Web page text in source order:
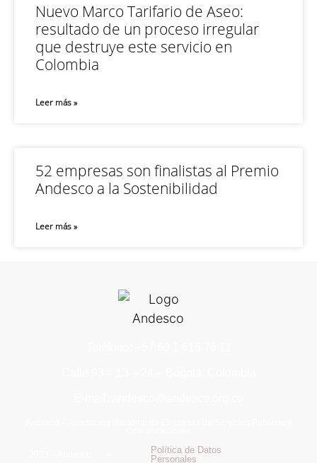
Nuevo Marco Tarifario de Aseo:
resultado de un proceso irregular
que destruye este servicio en
Colombia
Leer más »
52 empresas son finalistas al Premio
Andesco a la Sostenibilidad
Leer más »
Política de Datos
Personales